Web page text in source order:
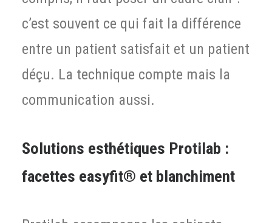
c’est souvent ce qui fait la différence
entre un patient satisfait et un patient
déçu. La technique compte mais la
communication aussi.
Solutions esthétiques Protilab :
facettes easyfit® et blanchiment